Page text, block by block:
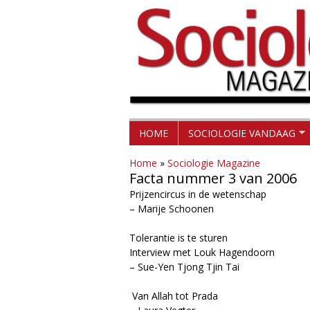
o
c
o
o
o
f
d
m
e
u
HOME SOCIOLOGIE VANDAAG
Home » Sociologie Magazine
Facta nummer 3 van 2006
Prijzencircus in de wetenschap
– Marije Schoonen
Tolerantie is te sturen
Interview met Louk Hagendoorn
– Sue-Yen Tjong Tjin Tai
Van Allah tot Prada